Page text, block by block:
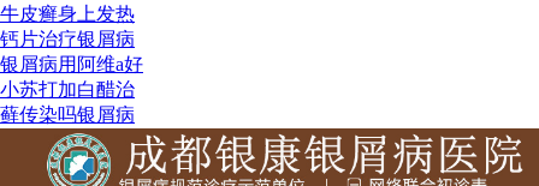
牛皮癣身上发热
钙片治疗银屑病
银屑病用阿维a好
小苏打加白醋治
藓传染吗银屑病